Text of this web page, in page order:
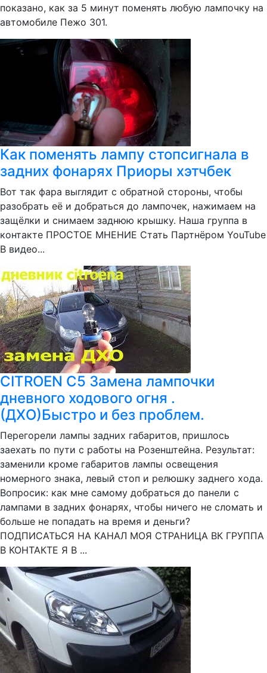
показано, как за 5 минут поменять любую лампочку на
автомобиле Пежо 301.
Как поменять лампу стопсигнала в
задних фонарях Приоры хэтчбек
Вот так фара выглядит с обратной стороны, чтобы
разобрать её и добраться до лампочек, нажимаем на
защёлки и снимаем заднюю крышку. Наша группа в
контакте ПРОСТОЕ МНЕНИЕ Стать Партнёром YouTube
В видео...
CITROEN C5 Замена лампочки
дневного ходового огня .
(ДХО)Быстро и без проблем.
Перегорели лампы задних габаритов, пришлось
заехать по пути с работы на Розенштейна. Результат:
заменили кроме габаритов лампы освещения
номерного знака, левый стоп и релюшку заднего хода.
Вопросик: как мне самому добраться до панели с
лампами в задних фонарях, чтобы ничего не сломать и
больше не попадать на время и деньги?
ПОДПИСАТЬСЯ НА КАНАЛ МОЯ СТРАНИЦА ВК ГРУППА
В КОНТАКТЕ Я В ...